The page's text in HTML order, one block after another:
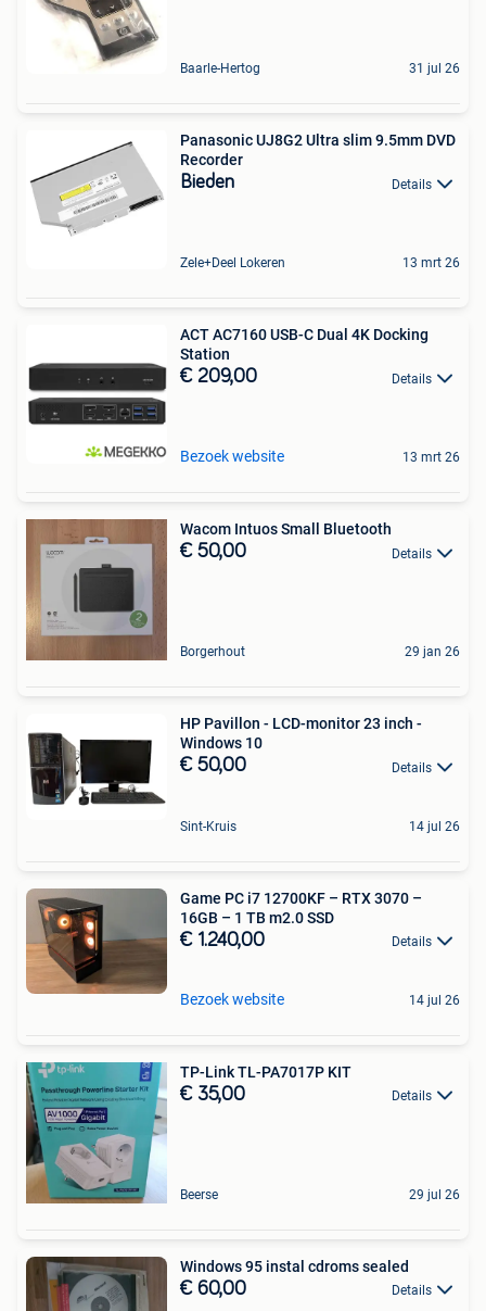
Baarle-Hertog 31 jul 26
Panasonic UJ8G2 Ultra slim 9.5mm DVD
Recorder
Bieden Details
Zele+Deel Lokeren 13 mrt 26
ACT AC7160 USB-C Dual 4K Docking
Station
€ 209,00 Details
Bezoek website 13 mrt 26
Wacom Intuos Small Bluetooth
€ 50,00 Details
Borgerhout 29 jan 26
HP Pavillon - LCD-monitor 23 inch -
Windows 10
€ 50,00 Details
Sint-Kruis 14 jul 26
Game PC i7 12700KF – RTX 3070 –
16GB – 1 TB m2.0 SSD
€ 1.240,00 Details
Bezoek website 14 jul 26
TP-Link TL-PA7017P KIT
€ 35,00 Details
Beerse 29 jul 26
Windows 95 instal cdroms sealed
€ 60,00 Details